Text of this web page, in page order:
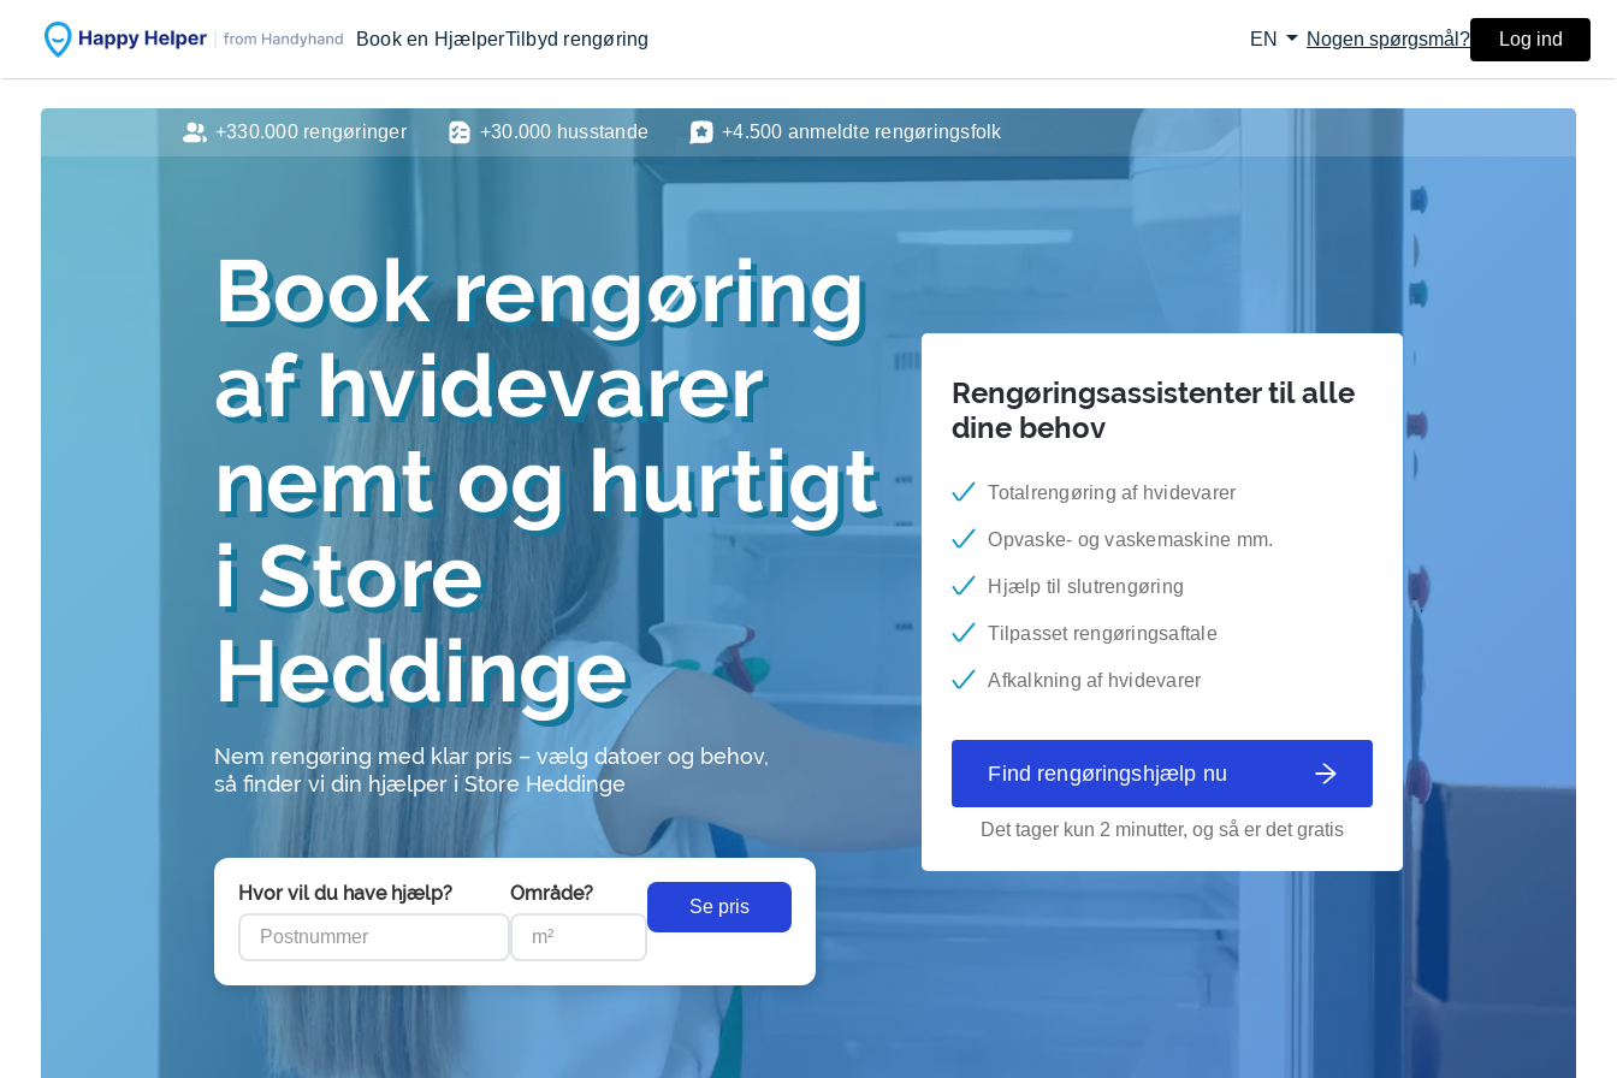
Book en HjælperTilbyd rengøring EN arrow_drop_down Nogen spørgsmål? Log ind
Book rengøring
af hvidevarer
nemt og hurtigt
i Store
Heddinge
Nem rengøring med klar pris – vælg datoer og behov,
så finder vi din hjælper i Store Heddinge
Hvor vil du have hjælp? Område?
Se pris
Rengøringsassistenter til alle
dine behov
Totalrengøring af hvidevarer
Opvaske- og vaskemaskine mm.
Hjælp til slutrengøring
Tilpasset rengøringsaftale
Afkalkning af hvidevarer
Find rengøringshjælp nu
Det tager kun 2 minutter, og så er det gratis
+330.000 rengøringer +30.000 husstande +4.500 anmeldte rengøringsfolk